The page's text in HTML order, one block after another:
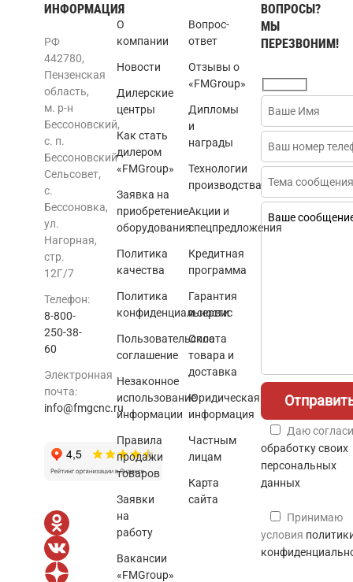
ИНФОРМАЦИЯ
РФ
442780,
Пензенская
область,
м. р-н
Бессоновский,
с. п.
Бессоновский
Сельсовет,
с.
Бессоновка,
ул.
Нагорная,
стр.
12Г/7
Телефон:
8-800-
250-38-
60
Электронная
почта:
info@fmgcnc.ru
О
компании
Новости
Дилерские
центры
Как стать
дилером
«FMGroup»
Заявка на
приобретение
оборудования
Политика
качества
Политика
конфиденциальности
Пользовательское
соглашение
Незаконное
использование
информации
Правила
продажи
товаров
Заявки
на
работу
Вакансии
«FMGroup»
Вопрос-
ответ
Отзывы о
«FMGroup»
Дипломы
и
награды
Технологии
производства
Акции и
спецпредложения
Кредитная
программа
Гарантия
и сервис
Оплата
товара и
доставка
Юридическая
информация
Частным
лицам
Карта
сайта
ВОПРОСЫ?
МЫ
ПЕРЕЗВОНИМ!
Даю
обработку своих
персональных
данных
Принимаю
условия